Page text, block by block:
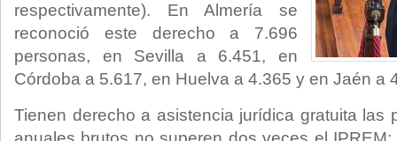
respectivamente). En Almería se
reconoció este derecho a 7.696
personas, en Sevilla a 6.451, en
Córdoba a 5.617, en Huelva a 4.365 y en Jaén a
Tienen derecho a asistencia jurídica gratuita las